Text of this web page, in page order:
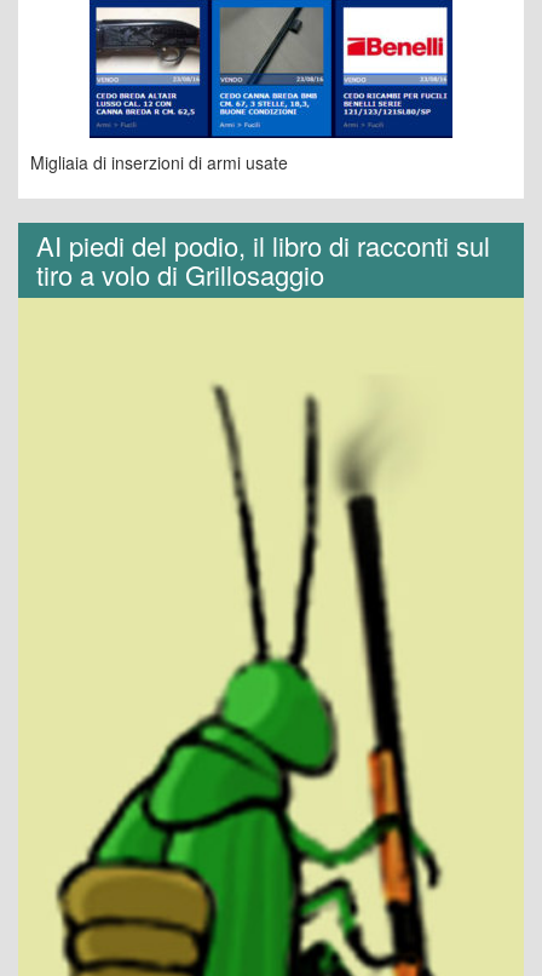
Migliaia di inserzioni di armi usate
AI piedi del podio, il libro di racconti sul
tiro a volo di Grillosaggio